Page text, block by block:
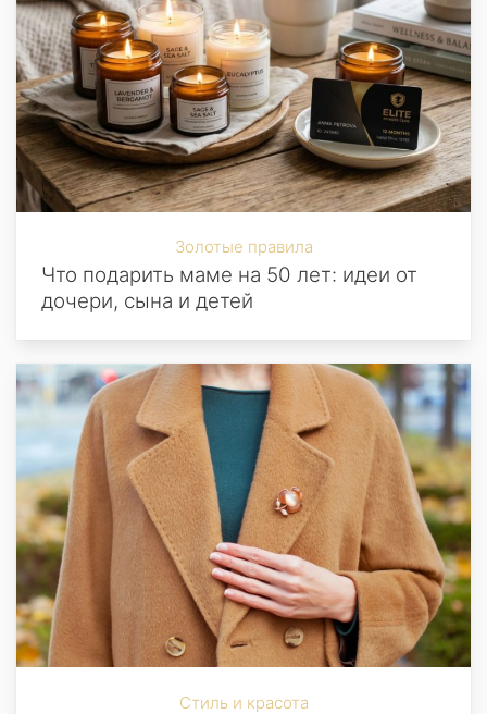
Золотые правила
Что подарить маме на 50 лет: идеи от
дочери, сына и детей
Стиль и красота